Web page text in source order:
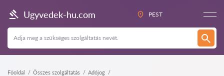
Ugyvedek-hu.com PEST
Főoldal Összes szolgáltatás Adójog